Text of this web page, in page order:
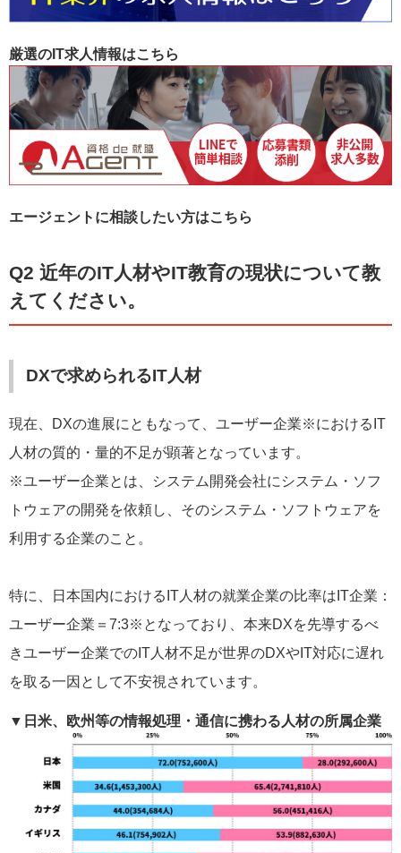
厳選のIT求人情報はこちら
エージェントに相談したい方はこちら
Q2 近年のIT人材やIT教育の現状について教
えてください。
DXで求められるIT人材
現在、DXの進展にともなって、ユーザー企業※におけるIT
人材の質的・量的不足が顕著となっています。
※ユーザー企業とは、システム開発会社にシステム・ソフ
トウェアの開発を依頼し、そのシステム・ソフトウェアを
利用する企業のこと。
特に、日本国内におけるIT人材の就業企業の比率はIT企業：
ユーザー企業＝7:3※となっており、本来DXを先導するべ
きユーザー企業でのIT人材不足が世界のDXやIT対応に遅れ
を取る一因として不安視されています。
▼日米、欧州等の情報処理・通信に携わる人材の所属企業